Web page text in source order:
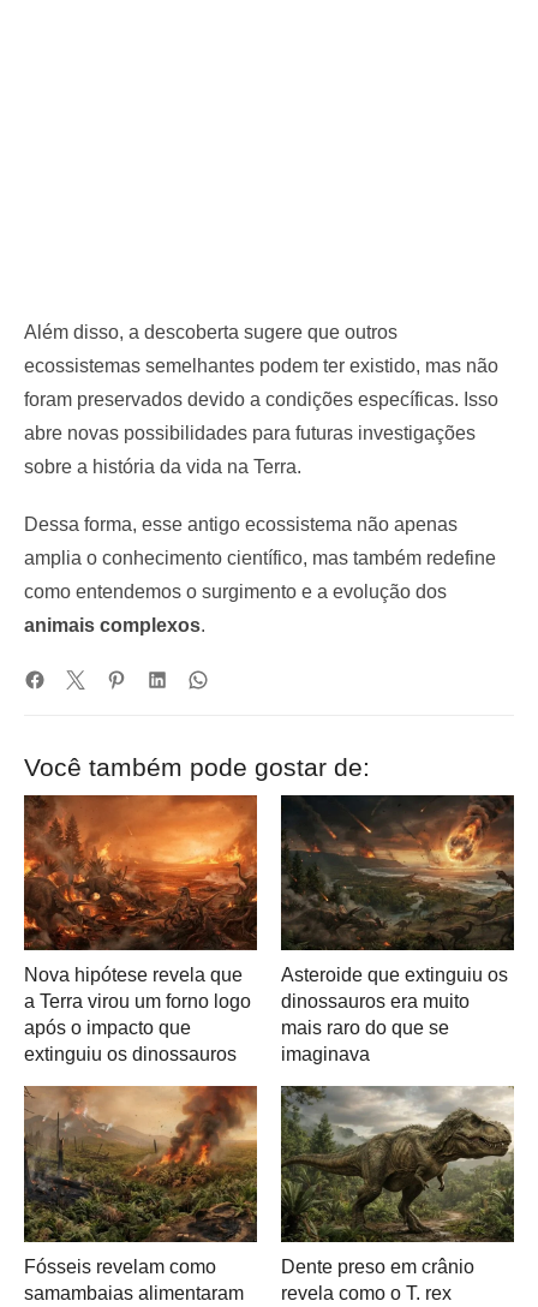
Além disso, a descoberta sugere que outros
ecossistemas semelhantes podem ter existido, mas não
foram preservados devido a condições específicas. Isso
abre novas possibilidades para futuras investigações
sobre a história da vida na Terra.
Dessa forma, esse antigo ecossistema não apenas
amplia o conhecimento científico, mas também redefine
como entendemos o surgimento e a evolução dos
animais complexos.
Você também pode gostar de:
Nova hipótese revela que
a Terra virou um forno logo
após o impacto que
extinguiu os dinossauros
Asteroide que extinguiu os
dinossauros era muito
mais raro do que se
imaginava
Fósseis revelam como
samambaias alimentaram
Dente preso em crânio
revela como o T. rex